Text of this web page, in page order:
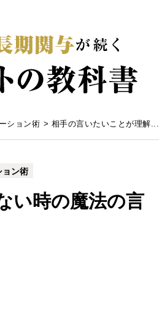
ション術 > 相手の言いたいことが理解...
ョン術
い時の魔法の言